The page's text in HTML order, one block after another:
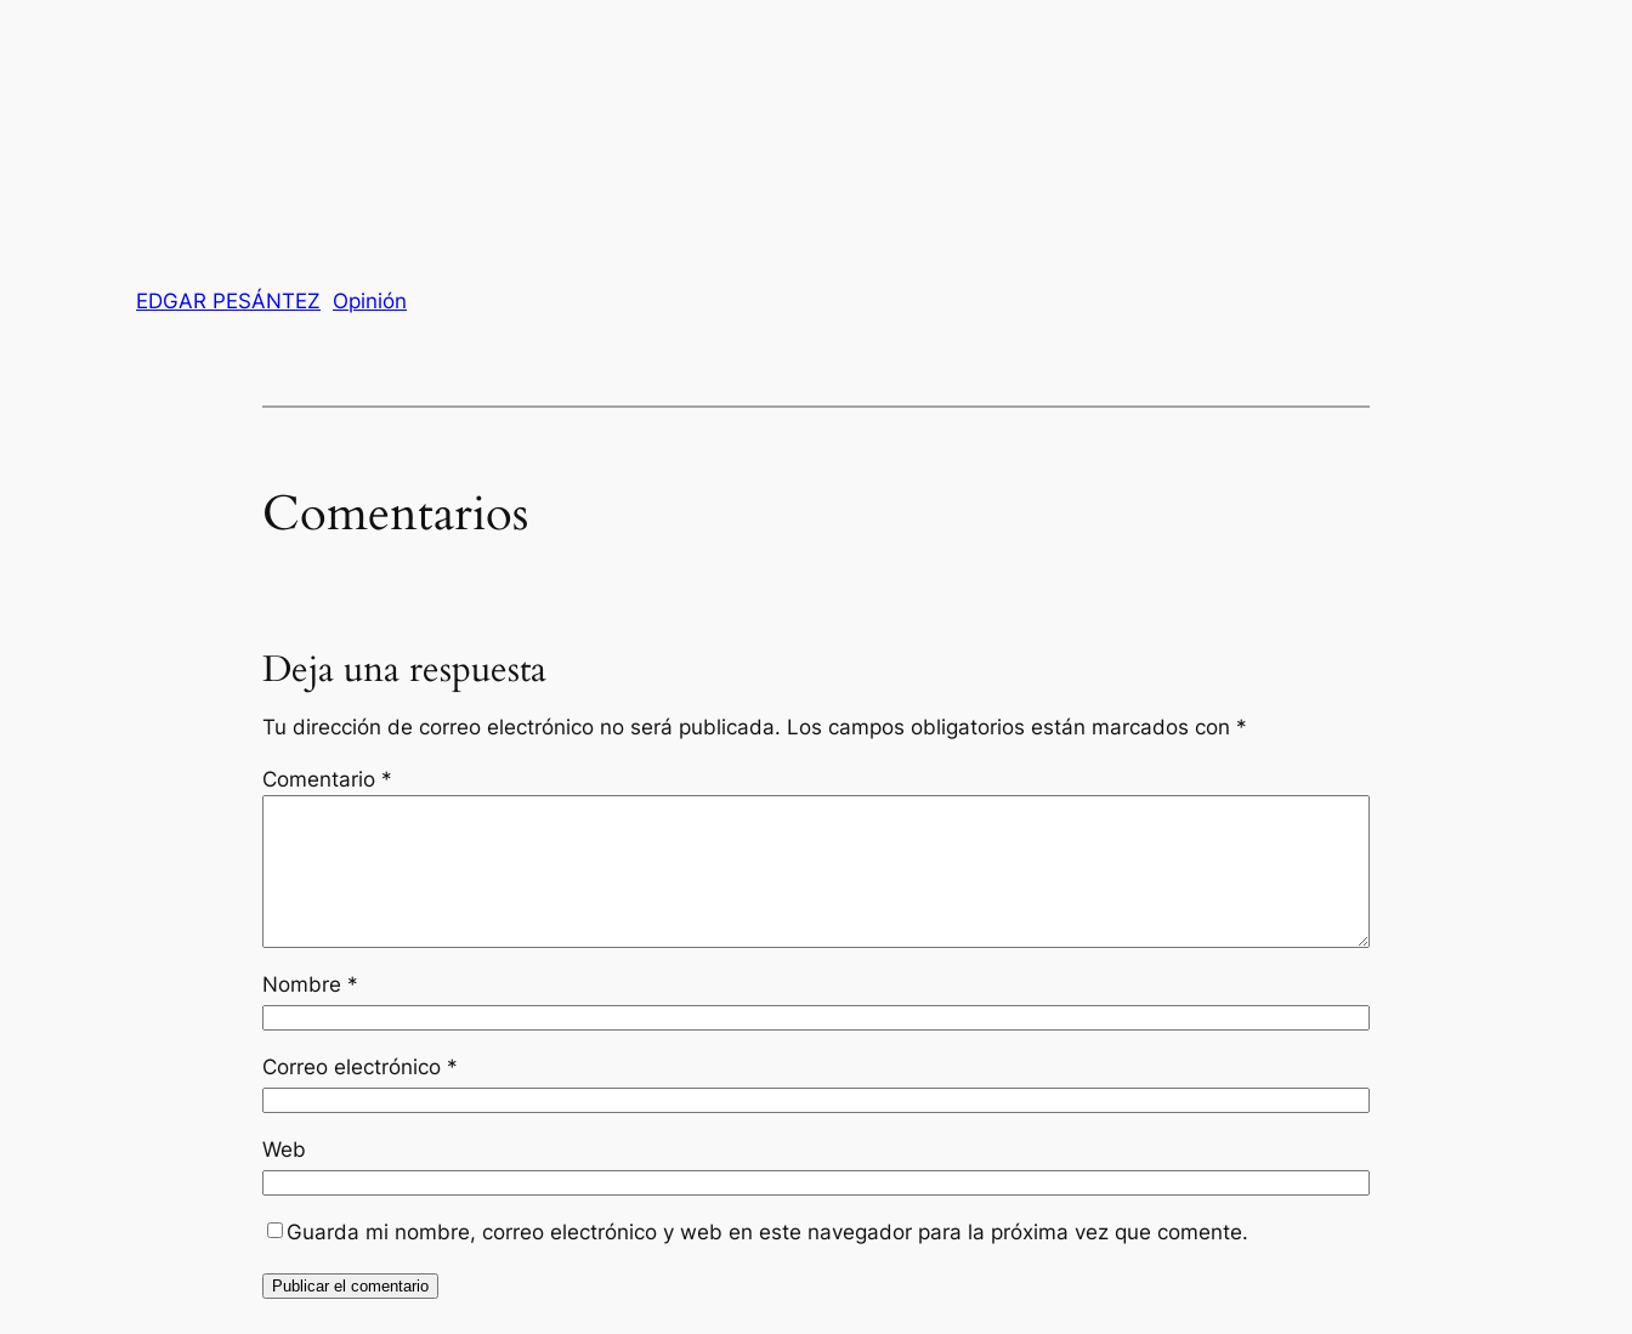
EDGAR PESÁNTEZ Opinión
Comentarios
Deja una respuesta
Tu dirección de correo electrónico no será publicada. Los campos obligatorios están marcados con *
Comentario *
Nombre *
Correo electrónico *
Web
Guarda mi nombre, correo electrónico y web en este navegador para la próxima vez que comente.